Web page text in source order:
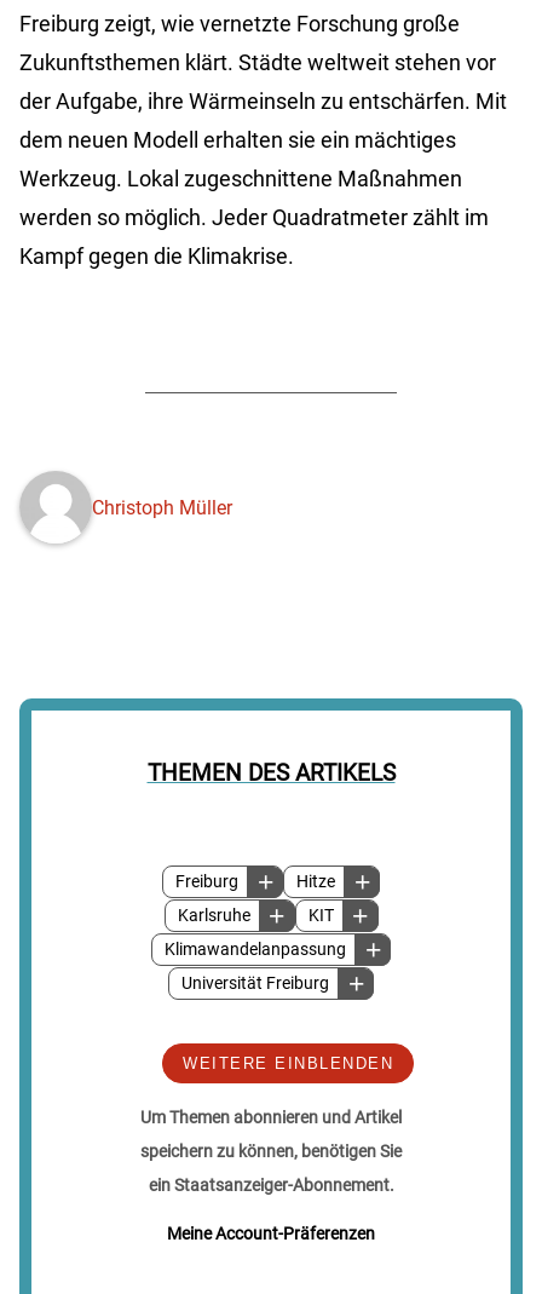
THEMEN DES ARTIKELS
Freiburg
Hitze
Karlsruhe
KIT
Klimawandelanpassung
Universität Freiburg
WEITERE EINBLENDEN
Um Themen abonnieren und Artikel
speichern zu können, benötigen Sie
ein Staatsanzeiger-Abonnement.
Meine Account-Präferenzen
Freiburg zeigt, wie vernetzte Forschung große
Zukunftsthemen klärt. Städte weltweit stehen vor
der Aufgabe, ihre Wärmeinseln zu entschärfen. Mit
dem neuen Modell erhalten sie ein mächtiges
Werkzeug. Lokal zugeschnittene Maßnahmen
werden so möglich. Jeder Quadratmeter zählt im
Kampf gegen die Klimakrise.
Christoph Müller